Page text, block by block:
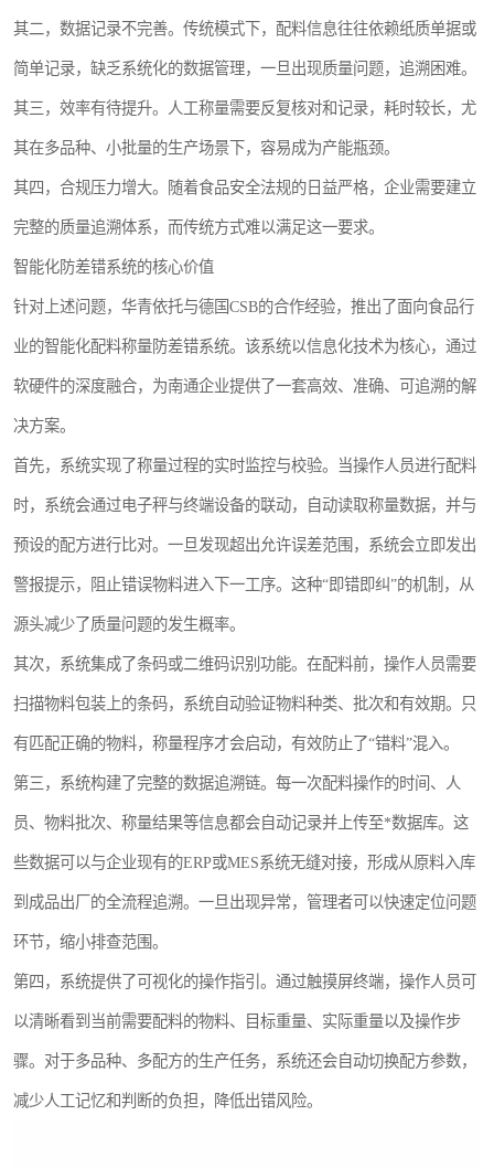
其二，数据记录不完善。传统模式下，配料信息往往依赖纸质单据或
简单记录，缺乏系统化的数据管理，一旦出现质量问题，追溯困难。
其三，效率有待提升。人工称量需要反复核对和记录，耗时较长，尤
其在多品种、小批量的生产场景下，容易成为产能瓶颈。
其四，合规压力增大。随着食品安全法规的日益严格，企业需要建立
完整的质量追溯体系，而传统方式难以满足这一要求。
智能化防差错系统的核心价值
针对上述问题，华青依托与德国CSB的合作经验，推出了面向食品行
业的智能化配料称量防差错系统。该系统以信息化技术为核心，通过
软硬件的深度融合，为南通企业提供了一套高效、准确、可追溯的解
决方案。
首先，系统实现了称量过程的实时监控与校验。当操作人员进行配料
时，系统会通过电子秤与终端设备的联动，自动读取称量数据，并与
预设的配方进行比对。一旦发现超出允许误差范围，系统会立即发出
警报提示，阻止错误物料进入下一工序。这种“即错即纠”的机制，从
源头减少了质量问题的发生概率。
其次，系统集成了条码或二维码识别功能。在配料前，操作人员需要
扫描物料包装上的条码，系统自动验证物料种类、批次和有效期。只
有匹配正确的物料，称量程序才会启动，有效防止了“错料”混入。
第三，系统构建了完整的数据追溯链。每一次配料操作的时间、人
员、物料批次、称量结果等信息都会自动记录并上传至*数据库。这
些数据可以与企业现有的ERP或MES系统无缝对接，形成从原料入库
到成品出厂的全流程追溯。一旦出现异常，管理者可以快速定位问题
环节，缩小排查范围。
第四，系统提供了可视化的操作指引。通过触摸屏终端，操作人员可
以清晰看到当前需要配料的物料、目标重量、实际重量以及操作步
骤。对于多品种、多配方的生产任务，系统还会自动切换配方参数，
减少人工记忆和判断的负担，降低出错风险。